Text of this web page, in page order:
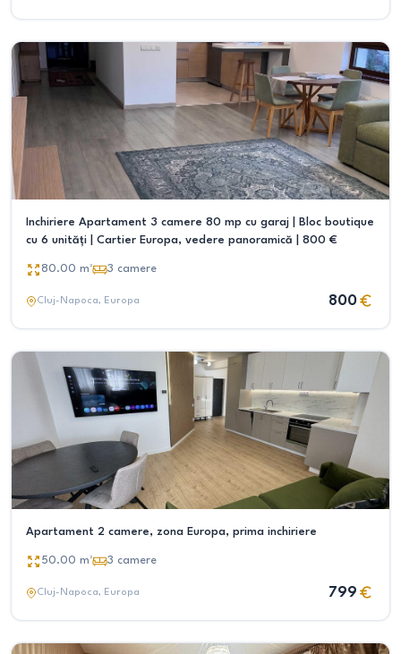
Inchiriere Apartament 3 camere 80 mp cu garaj | Bloc boutique
cu 6 unități | Cartier Europa, vedere panoramică | 800 €
80.00 m² 3 camere
Cluj-Napoca, Europa 800
Apartament 2 camere, zona Europa, prima inchiriere
50.00 m² 3 camere
Cluj-Napoca, Europa 799